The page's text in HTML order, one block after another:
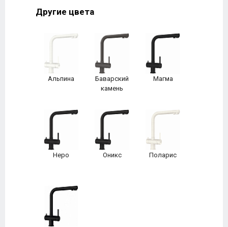
Другие цвета
Альпина
Баварский
камень
Магма
Неро Оникс Поларис